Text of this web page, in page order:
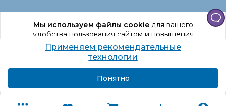
Мы используем файлы cookieдля вашего
удобства пользования сайтом и повышения
качества рекомендаций.
Продолжая использование сайта, вы даете
согласие на обработку персональных данных
Офис Санкт‑Петербург
Оформление заказа
Применяем рекомендательные
технологии
Понятно